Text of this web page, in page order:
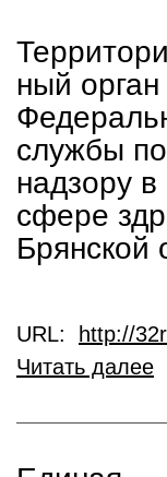
ный орган
службы по
надзору в
сфере
Брянской
URL:
http://
Читать далее